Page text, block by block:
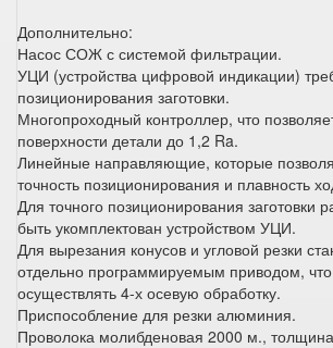
Дополнительно:
Насос СОЖ с системой фильтрации.
УЦИ (устройства цифровой индикации)
позиционирования заготовки.
Многопроходный контроллер, что
поверхности детали до 1,2 Ra.
Линейные направляющие, которые
точность позиционирования и плавность
Для точного позиционирования заготовки
быть укомплектован устройством УЦИ.
Для вырезания конусов и угловой резки
отдельно программируемым приводом, что
осуществлять 4-х осевую обработку.
Приспособление для резки алюминия.
Проволока молибденовая 2000 м.,